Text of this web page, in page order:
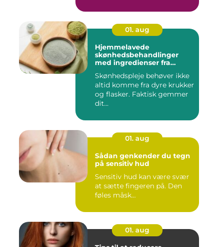
01. aug
Hjemmelavede
skønhedsbehandlinger
med ingredienser fra
Skønhedspleje behøver ikke
altid komme fra dyre krukker
og flasker. Faktisk gemmer
dit...
01. aug
Sådan genkender du tegn
på sensitiv hud
Sensitiv hud kan være svær
at sætte fingeren på. Den
føles måsk...
01. aug